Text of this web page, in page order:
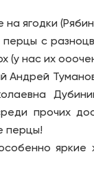
ягодки
перцы с
(у нас их
прочих
перцы!
яркие